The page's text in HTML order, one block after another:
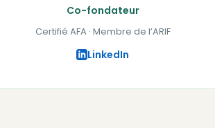
Co-fondateur
Certifié AFA · Membre de l’ARIF
LinkedIn